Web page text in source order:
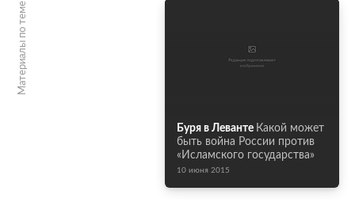
Материалы по теме
Буря в Леванте Какой может
быть война России против
«Исламского государства»
10 июня 2015